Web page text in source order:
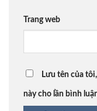
Trang web
Lưu tên của
này cho lần bình